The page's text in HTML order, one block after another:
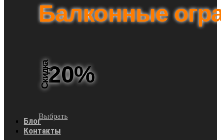
Балконные
Скидка20%
Выбрать
Блог
Контакты